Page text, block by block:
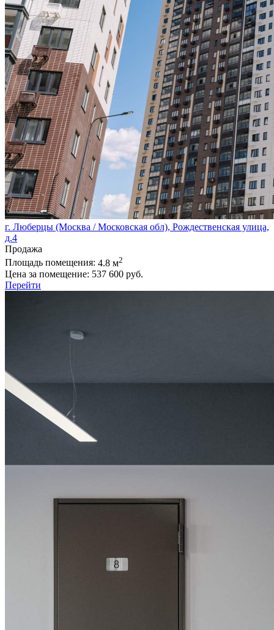
г. Люберцы (Москва / Московская обл), Рождественская улица,
д.4
Продажа
Площадь помещения: 4.8 м2
Цена за помещение: 537 600 руб.
Перейти